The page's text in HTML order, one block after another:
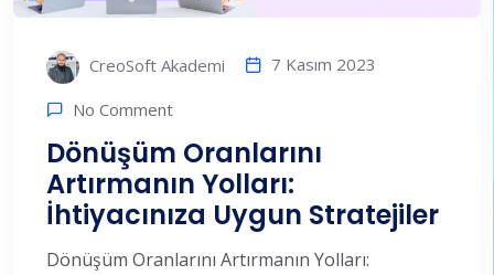
CreoSoft Akademi 7 Kasım 2023
No Comment
Dönüşüm Oranlarını
Artırmanın Yolları:
İhtiyacınıza Uygun Stratejiler
Dönüşüm Oranlarını Artırmanın Yolları: